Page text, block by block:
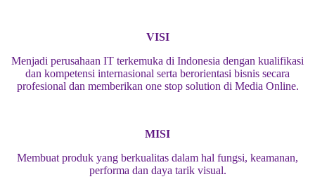
VISI
Menjadi perusahaan IT terkemuka di Indonesia dengan kualifikasi
dan kompetensi internasional serta berorientasi bisnis secara
profesional dan memberikan one stop solution di Media Online.
MISI
Membuat produk yang berkualitas dalam hal fungsi, keamanan,
performa dan daya tarik visual.